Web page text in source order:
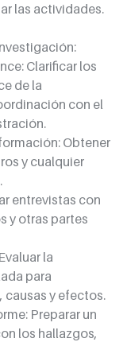
las actividades.
Clarificar los
de la
con el
Obtener
y cualquier
entrevistas con
y otras partes
la
para
causas y efectos.
Preparar un
los hallazgos,